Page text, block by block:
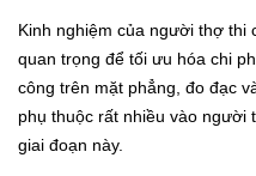
Kinh nghiệm của người thợ thi
quan trọng để tối ưu hóa chi
công trên mặt phẳng, đo đạc
phụ thuộc rất nhiều vào người
giai đoạn này.